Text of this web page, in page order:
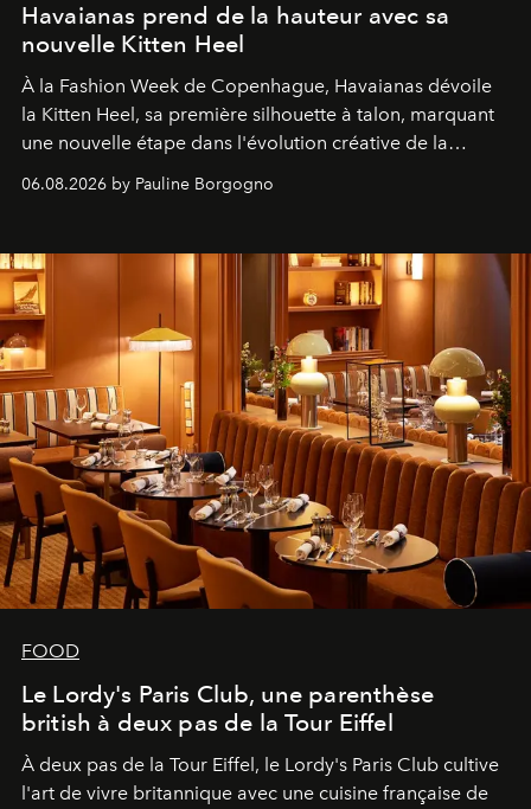
Havaianas prend de la hauteur avec sa
nouvelle Kitten Heel
À la Fashion Week de Copenhague, Havaianas dévoile
la Kitten Heel, sa première silhouette à talon, marquant
une nouvelle étape dans l'évolution créative de la
06.08.2026 by Pauline Borgogno
FOOD
Le Lordy's Paris Club, une parenthèse
british à deux pas de la Tour Eiffel
À deux pas de la Tour Eiffel, le Lordy's Paris Club cultive
l'art de vivre britannique avec une cuisine française de